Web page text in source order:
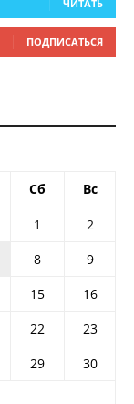
ЧИТАТЬ
ПОДПИСАТЬСЯ
Сб Вс
1
2
8
9
15
16
22
23
29
30